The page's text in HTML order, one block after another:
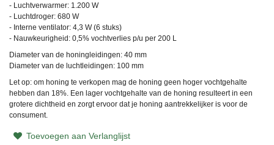
- Luchtverwarmer: 1.200 W
- Luchtdroger: 680 W
- Interne ventilator: 4,3 W (6 stuks)
- Nauwkeurigheid: 0,5% vochtverlies p/u per 200 L
Diameter van de honingleidingen: 40 mm
Diameter van de luchtleidingen: 100 mm
Let op: om honing te verkopen mag de honing geen hoger vochtgehalte
hebben dan 18%. Een lager vochtgehalte van de honing resulteert in een
grotere dichtheid en zorgt ervoor dat je honing aantrekkelijker is voor de
consument.
Toevoegen aan Verlanglijst